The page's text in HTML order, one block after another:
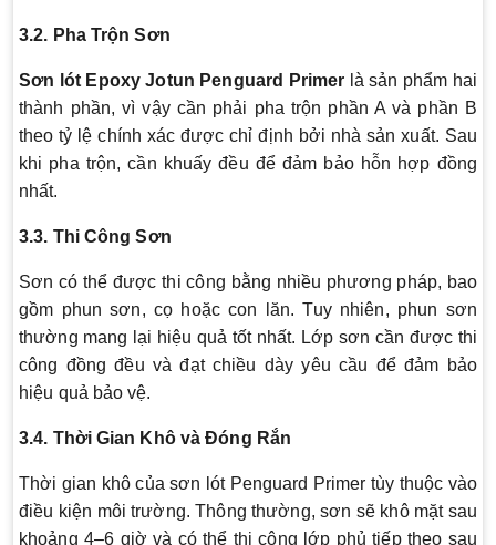
3.2. Pha Trộn Sơn
Sơn lót Epoxy Jotun Penguard Primer là sản phẩm hai
thành phần, vì vậy cần phải pha trộn phần A và phần B
theo tỷ lệ chính xác được chỉ định bởi nhà sản xuất. Sau
khi pha trộn, cần khuấy đều để đảm bảo hỗn hợp đồng
nhất.
3.3. Thi Công Sơn
Sơn có thể được thi công bằng nhiều phương pháp, bao
gồm phun sơn, cọ hoặc con lăn. Tuy nhiên, phun sơn
thường mang lại hiệu quả tốt nhất. Lớp sơn cần được thi
công đồng đều và đạt chiều dày yêu cầu để đảm bảo
hiệu quả bảo vệ.
3.4. Thời Gian Khô và Đóng Rắn
Thời gian khô của sơn lót Penguard Primer tùy thuộc vào
điều kiện môi trường. Thông thường, sơn sẽ khô mặt sau
khoảng 4–6 giờ và có thể thi công lớp phủ tiếp theo sau